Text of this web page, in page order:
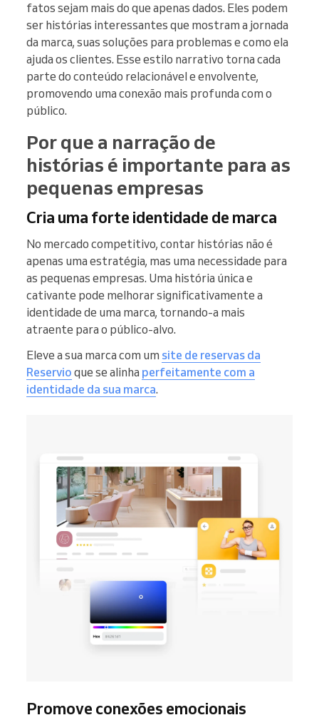
fatos sejam mais do que apenas dados. Eles podem
ser histórias interessantes que mostram a jornada
da marca, suas soluções para problemas e como ela
ajuda os clientes. Esse estilo narrativo torna cada
parte do conteúdo relacionável e envolvente,
promovendo uma conexão mais profunda com o
público.
Por que a narração de
histórias é importante para as
pequenas empresas
Cria uma forte identidade de marca
No mercado competitivo, contar histórias não é
apenas uma estratégia, mas uma necessidade para
as pequenas empresas. Uma história única e
cativante pode melhorar significativamente a
identidade de uma marca, tornando-a mais
atraente para o público-alvo.
Eleve a sua marca com um site de reservas da
Reservio que se alinha perfeitamente com a
identidade da sua marca.
Promove conexões emocionais